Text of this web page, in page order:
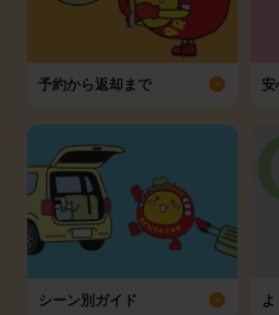
予約から返却まで 安
シーン別ガイド